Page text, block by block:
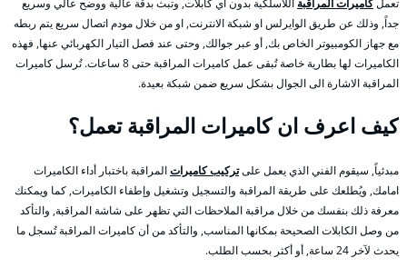
جداً, وذلك عن طريق الوايرلس او شبكة الانترنت, او من خلال مودم اتصال سريع يتم ربطه
مع جهاز الكومبيوتر الخاص بك, أو عبر جوالك, وحتى عند فصل التيار الكهربائي عنها, فهذه
الكاميرات لها بطارية خاصة تُبقى عمل كاميرات المراقبة حتى 8 ساعات. تُرسل كاميرات
المراقبة الاشارة الى الجوال بشكل سريع ضمن شبكة بعيدة.
كيف اعرف ان كاميرات المراقبة تعمل؟
مبدئياً, سيقوم الفني الذي يعمل علىتركيب كاميراتالمراقبة باختبار أداء الكاميرات
امامك, ويُطلعك على طريقة المراقبة والتسجيل وتشغيل وإطفاء الكاميرات, كما ويمكنك
معرفة ذلك بنفسك من خلال مراقبة الملاحظات التي تظهر على شاشة المراقبة, والتأكد
من وصل الكابلات الصحيحة بمكانها المناسب, والتأكد من أن كاميرات المراقبة تُسجل ما
يحدث لآخر 24 ساعة, أو أكثر بحسب الطلب.